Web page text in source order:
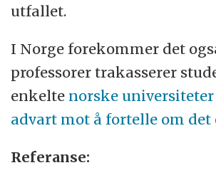
utfallet.
I Norge forekommer det
professorer trakasserer
enkelte norske
advart mot å fortelle om
Referanse: